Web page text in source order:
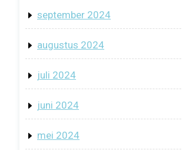
september 2024
augustus 2024
juli 2024
juni 2024
mei 2024